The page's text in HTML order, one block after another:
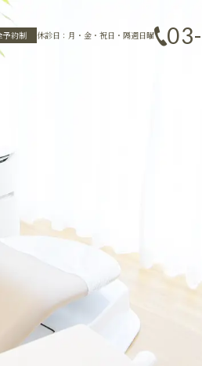
予約制
休診日：月・金・祝日・隔週日曜